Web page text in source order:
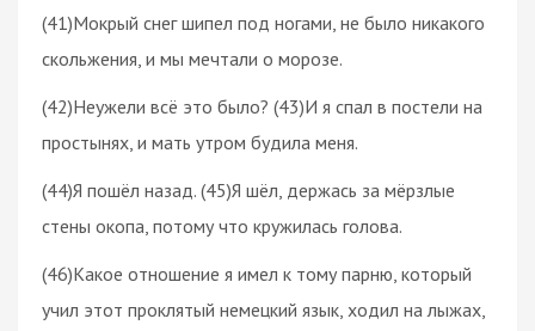
(41)Мокрый снег шипел под ногами, не было никакого
скольжения, и мы мечтали о морозе.
(42)Неужели всё это было? (43)И я спал в постели на
простынях, и мать утром будила меня.
(44)Я пошёл назад. (45)Я шёл, держась за мёрзлые
стены окопа, потому что кружилась голова.
(46)Какое отношение я имел к тому парню, который
учил этот проклятый немецкий язык, ходил на лыжах,